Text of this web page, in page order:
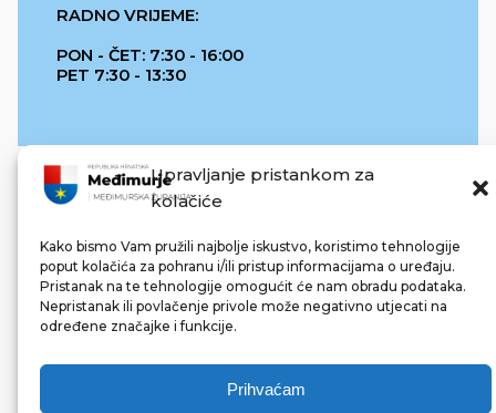
Upravljanje pristankom za
kolačiće
Kako bismo Vam pružili najbolje iskustvo, koristimo tehnologije
poput kolačića za pohranu i/ili pristup informacijama o uređaju.
Pristanak na te tehnologije omogućit će nam obradu podataka.
Nepristanak ili povlačenje privole može negativno utjecati na
određene značajke i funkcije.
Prihvaćam
RADNO VRIJEME:
PON - ČET: 7:30 - 16:00
PET 7:30 - 13:30
REPUBLIKA HRVATSKA